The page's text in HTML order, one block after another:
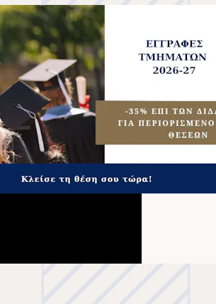
για τον σχεδιασμό της
International College.